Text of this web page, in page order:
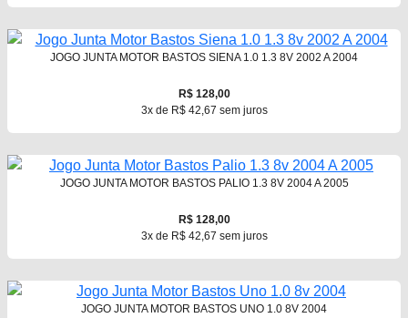
JOGO JUNTA MOTOR BASTOS SIENA 1.0 1.3 8V 2002 A 2004
R$ 128,00
3x de R$ 42,67 sem juros
JOGO JUNTA MOTOR BASTOS PALIO 1.3 8V 2004 A 2005
R$ 128,00
3x de R$ 42,67 sem juros
JOGO JUNTA MOTOR BASTOS UNO 1.0 8V 2004